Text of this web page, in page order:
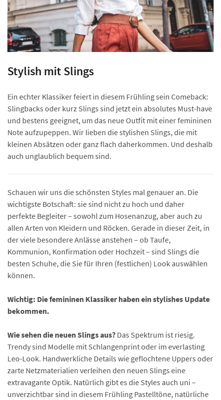
Stylish mit Slings
Ein echter Klassiker feiert in diesem Frühling sein Comeback:
Slingbacks oder kurz Slings sind jetzt ein absolutes Must-have
und bestens geeignet, um das neue Outfit mit einer femininen
Note aufzupeppen. Wir lieben die stylishen Slings, die mit
kleinen Absätzen oder ganz flach daherkommen. Und deshalb
auch unglaublich bequem sind.
Schauen wir uns die schönsten Styles mal genauer an. Die
wichtigste Botschaft: sie sind nicht zu hoch und daher
perfekte Begleiter – sowohl zum Hosenanzug, aber auch zu
allen Arten von Kleidern und Röcken. Gerade in dieser Zeit, in
der viele besondere Anlässe anstehen – ob Taufe,
Kommunion, Konfirmation oder Hochzeit – sind Slings die
besten Schuhe, die Sie für Ihren (festlichen) Look auswählen
können.
Wichtig: Die femininen Klassiker haben ein stylishes Update
bekommen.
Wie sehen die neuen Slings aus? Das Spektrum ist riesig.
Trendy sind Modelle mit Schlangenprint oder im everlasting
Leo-Look. Handwerkliche Details wie geflochtene Uppers oder
zarte Netzmaterialien verleihen den neuen Slings eine
extravagante Optik. Natürlich gibt es die Styles auch uni –
unverzichtbar sind in diesem Frühling Pastelltöne, natürliche